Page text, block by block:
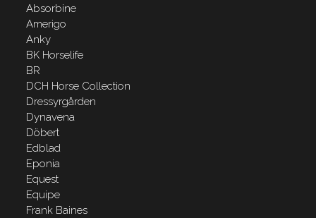
Absorbine
Amerigo
Anky
BK Horselife
BR
DCH Horse Collection
Dressyrgården
Dynavena
Döbert
Edblad
Eponia
Equest
Equipe
Frank Baines